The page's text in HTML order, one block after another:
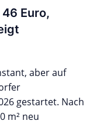
Euro,
aber auf
gestartet. Nach
m² neu